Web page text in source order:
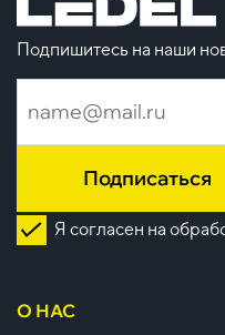
Подпишитесь на наши
Подписаться
Я согласен на
О НАС